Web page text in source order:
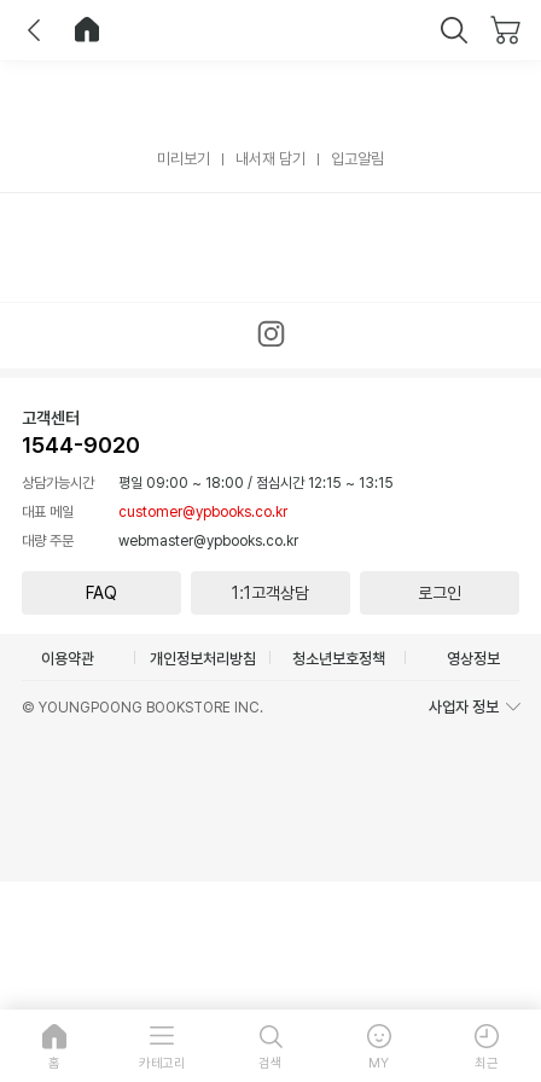
미리보기 내서재 담기 입고알림
고객센터
1544-9020
상담가능시간 평일 09:00 ~ 18:00 / 점심시간 12:15 ~ 13:15
대표 메일
customer@ypbooks.co.kr
대량 주문
webmaster@ypbooks.co.kr
FAQ 1:1고객상담 로그인
이용약관 개인정보처리방침 청소년보호정책 영상정보
© YOUNGPOONG BOOKSTORE INC. 사업자 정보
홈 카테고리 검색 MY 최근